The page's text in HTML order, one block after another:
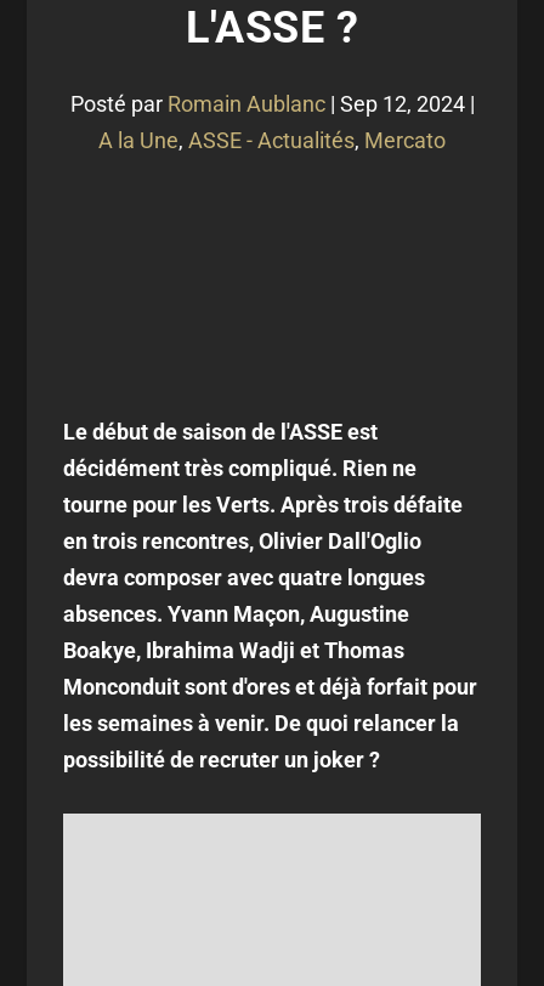
L'ASSE ?
Posté par Romain Aublanc| Sep 12, 2024|
A la Une, ASSE - Actualités, Mercato
Le début de saison de l'ASSE est
décidément très compliqué. Rien ne
tourne pour les Verts. Après trois défaite
en trois rencontres, Olivier Dall'Oglio
devra composer avec quatre longues
absences. Yvann Maçon, Augustine
Boakye, Ibrahima Wadji et Thomas
Monconduit sont d'ores et déjà forfait pour
les semaines à venir. De quoi relancer la
possibilité de recruter un joker ?